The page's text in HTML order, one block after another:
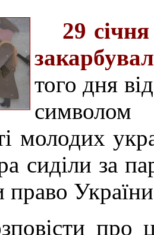
29
того дня
символом
молодих
сиділи за
про